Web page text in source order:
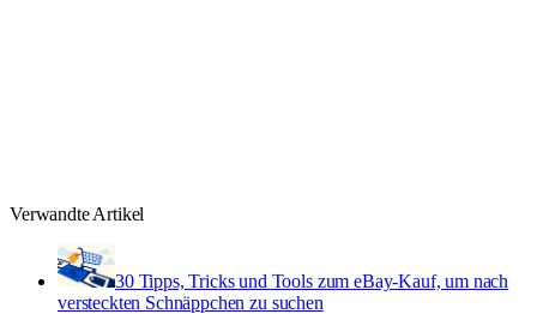
Verwandte Artikel
30 Tipps, Tricks und Tools zum eBay-Kauf, um nach
versteckten Schnäppchen zu suchen